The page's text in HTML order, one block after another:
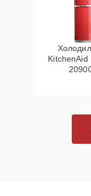
KitchenAid